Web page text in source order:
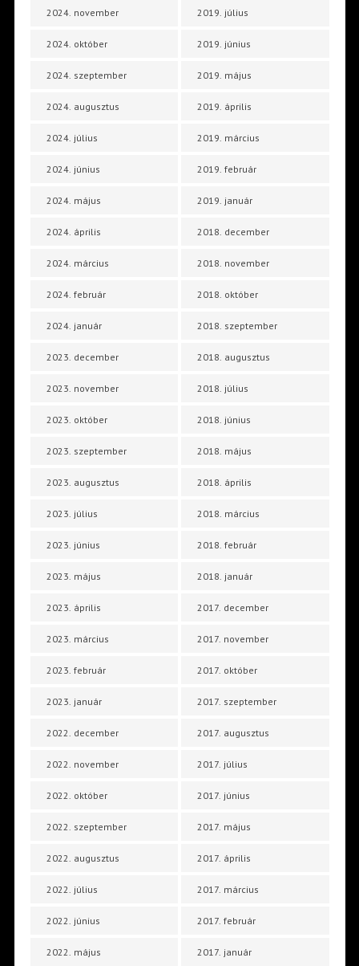
2024. november
2024. október
2024. szeptember
2024. augusztus
2024. július
2024. június
2024. május
2024. április
2024. március
2024. február
2024. január
2023. december
2023. november
2023. október
2023. szeptember
2023. augusztus
2023. július
2023. június
2023. május
2023. április
2023. március
2023. február
2023. január
2022. december
2022. november
2022. október
2022. szeptember
2022. augusztus
2022. július
2022. június
2022. május
2019. július
2019. június
2019. május
2019. április
2019. március
2019. február
2019. január
2018. december
2018. november
2018. október
2018. szeptember
2018. augusztus
2018. július
2018. június
2018. május
2018. április
2018. március
2018. február
2018. január
2017. december
2017. november
2017. október
2017. szeptember
2017. augusztus
2017. július
2017. június
2017. május
2017. április
2017. március
2017. február
2017. január